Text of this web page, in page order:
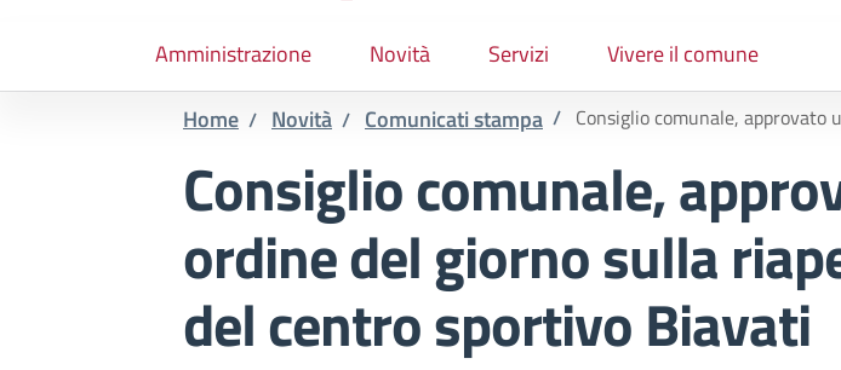
Amministrazione Novità Servizi Vivere il comune
Home / Novità / Comunicati stampa / Consiglio comunale,
Consiglio comunale,
ordine del giorno sulla
del centro sportivo Biavati